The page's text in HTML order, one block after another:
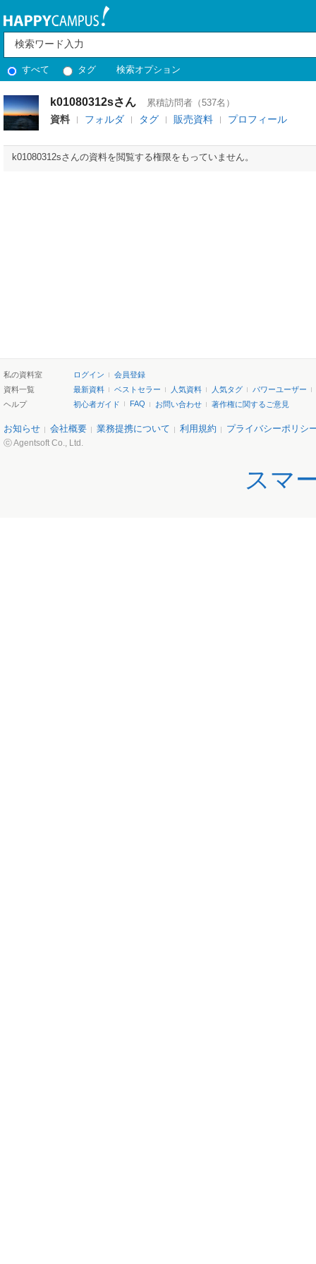
すべて タグ 検索オプション
k01080312sさん 累積訪問者（537名）
資料 フォルダ タグ 販売資料 プロフィール
k01080312sさんの資料を閲覧する権限をもっていません。
私の資料室 ログイン
会員登録
資料一覧
最新資料 ベストセラー 人気資料 人気タグ
パワーユーザー
ヘルプ
初心者ガイド FAQ お問い合わせ 著作権に関するご意見
お知らせ 会社概要 業務提携について 利用規約 プライバシーポリシ
ⓒ Agentsoft Co., Ltd.
スマ